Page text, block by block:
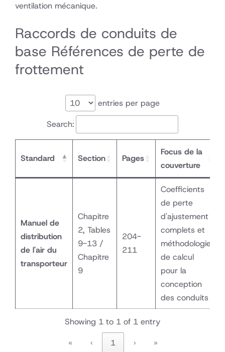
ventilation mécanique.
Raccords de conduits de
base Références de perte de
frottement
entries per page
Search:
Standard Section Pages
Focus de la
couverture
Manuel de
distribution
de l'air du
transporteur
Chapitre
2, Tables
9-13 /
Chapitre
9
204-
211
Coefficients
de perte
d'ajustement
complets et
méthodologie
de calcul
pour la
conception
des conduits
Showing 1 to 1 of 1 entry
«
‹ 1 › »